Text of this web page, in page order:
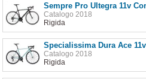
Sempre Pro Ultegra 11v
Catalogo 2018
Rigida
Specialissima Dura Ace
Catalogo 2018
Rigida